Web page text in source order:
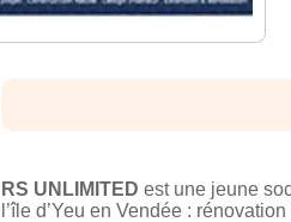
RS UNLIMITED est une jeune
l’île d’Yeu en Vendée :